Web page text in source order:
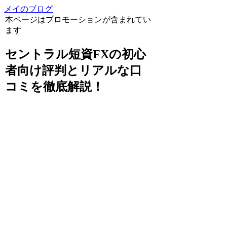
メイのブログ
本ページはプロモーションが含まれてい
ます
セントラル短資FXの初心
者向け評判とリアルな口
コミを徹底解説！